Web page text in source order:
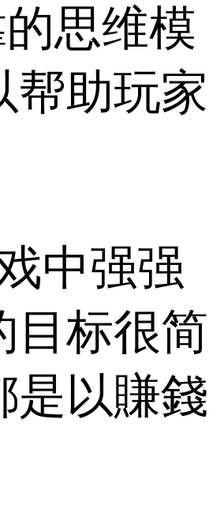
思维模
帮助玩家
中强强
目标很简
是以賺錢